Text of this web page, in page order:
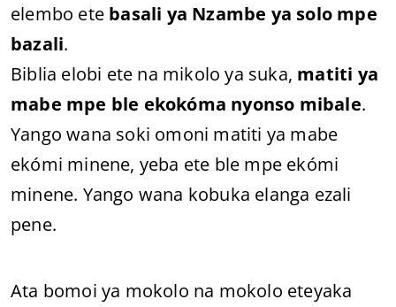
elembo ete basali ya Nzambe ya solo mpe
bazali.
Biblia elobi ete na mikolo ya suka, matiti ya
mabe mpe ble ekokóma nyonso mibale.
Yango wana soki omoni matiti ya mabe
ekómi minene, yeba ete ble mpe ekómi
minene. Yango wana kobuka elanga ezali
pene.
Ata bomoi ya mokolo na mokolo eteyaka